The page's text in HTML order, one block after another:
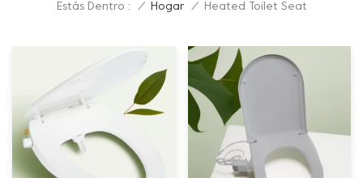
Estás Dentro : / Hogar / Heated Toilet Seat